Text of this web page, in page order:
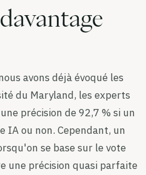
avons déjà évoqué les
du Maryland, les experts
précision de 92,7 % si un
IA ou non. Cependant, un
se base sur le vote
une précision quasi parfaite